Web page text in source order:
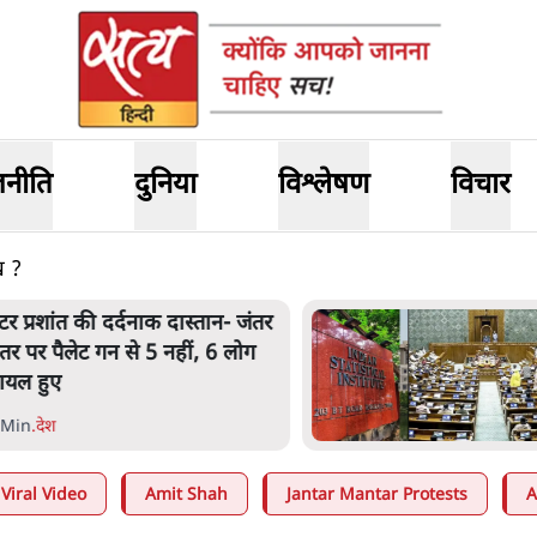
दुनिया विश्लेषण विचार
?
प्रशांत की दर्दनाक दास्तान- जंतर
पर पैलेट गन से 5 नहीं, 6 लोग
हुए
.देश
Viral Video Amit Shah Jantar Mantar Protests